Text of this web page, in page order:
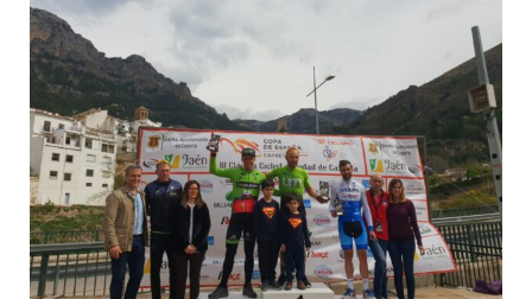
LA FAMILIA
CALIDAD E INNOVACIÓN
NUESTRA FRUTA
¡¡ EMPLEO !!